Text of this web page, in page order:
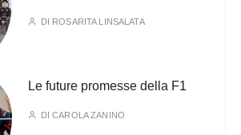
DI ROSARITA LINSALATA
Le future promesse della F1
DICAROLA ZANINO